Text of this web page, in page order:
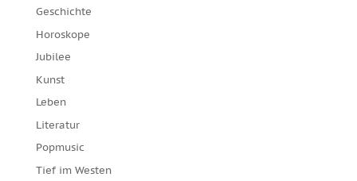
Geschichte
Horoskope
Jubilee
Kunst
Leben
Literatur
Popmusic
Tief im Westen